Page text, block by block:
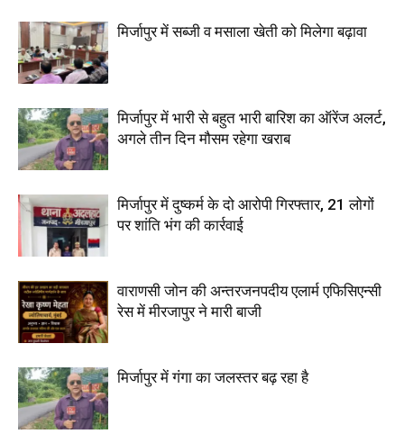
मिर्जापुर में सब्जी व मसाला खेती को मिलेगा बढ़ावा
मिर्जापुर में भारी से बहुत भारी बारिश का ऑरेंज अलर्ट,
अगले तीन दिन मौसम रहेगा खराब
मिर्जापुर में दुष्कर्म के दो आरोपी गिरफ्तार, 21 लोगों
पर शांति भंग की कार्रवाई
वाराणसी जोन की अन्तरजनपदीय एलार्म एफिसिएन्सी
रेस में मीरजापुर ने मारी बाजी
मिर्जापुर में गंगा का जलस्तर बढ़ रहा है